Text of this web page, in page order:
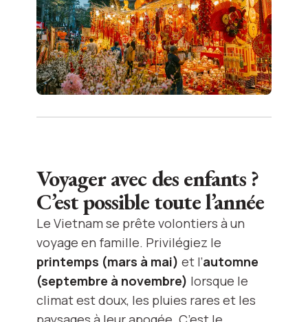
Voyager avec des enfants ?
C’est possible toute l’année
Le Vietnam se prête volontiers à un
voyage en famille. Privilégiez le
printemps (mars à mai) et l’automne
(septembre à novembre) lorsque le
climat est doux, les pluies rares et les